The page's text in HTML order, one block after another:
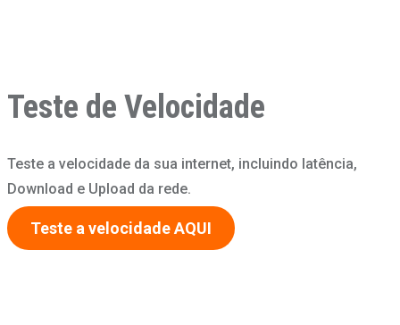
Teste de Velocidade
Teste a velocidade da sua internet, incluindo latência,
Download e Upload da rede.
Teste a velocidade AQUI